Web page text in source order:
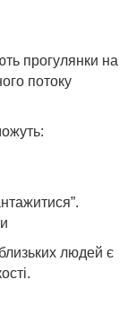
прогулянки на
потоку
людей є